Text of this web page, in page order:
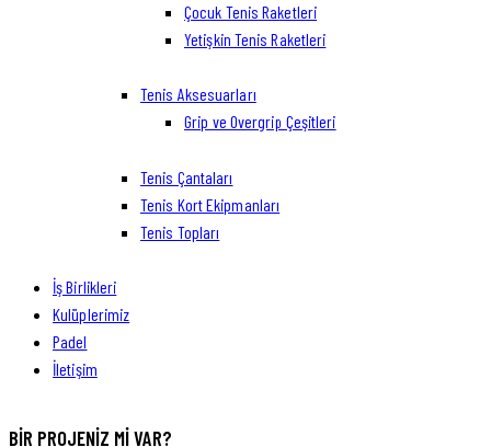
Çocuk Tenis Raketleri
Yetişkin Tenis Raketleri
Tenis Aksesuarları
Grip ve Overgrip Çeşitleri
Tenis Çantaları
Tenis Kort Ekipmanları
Tenis Topları
İş Birlikleri
Kulüplerimiz
Padel
İletişim
facebook-
twitter-
dribble-
instagram
BIR PROJENIZ MI VAR?